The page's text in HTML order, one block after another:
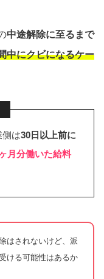
中途解除に至るまで
中にクビになるケー
は30日以上前に
月分働いた給料
はされないけど、派
ける可能性はあるか